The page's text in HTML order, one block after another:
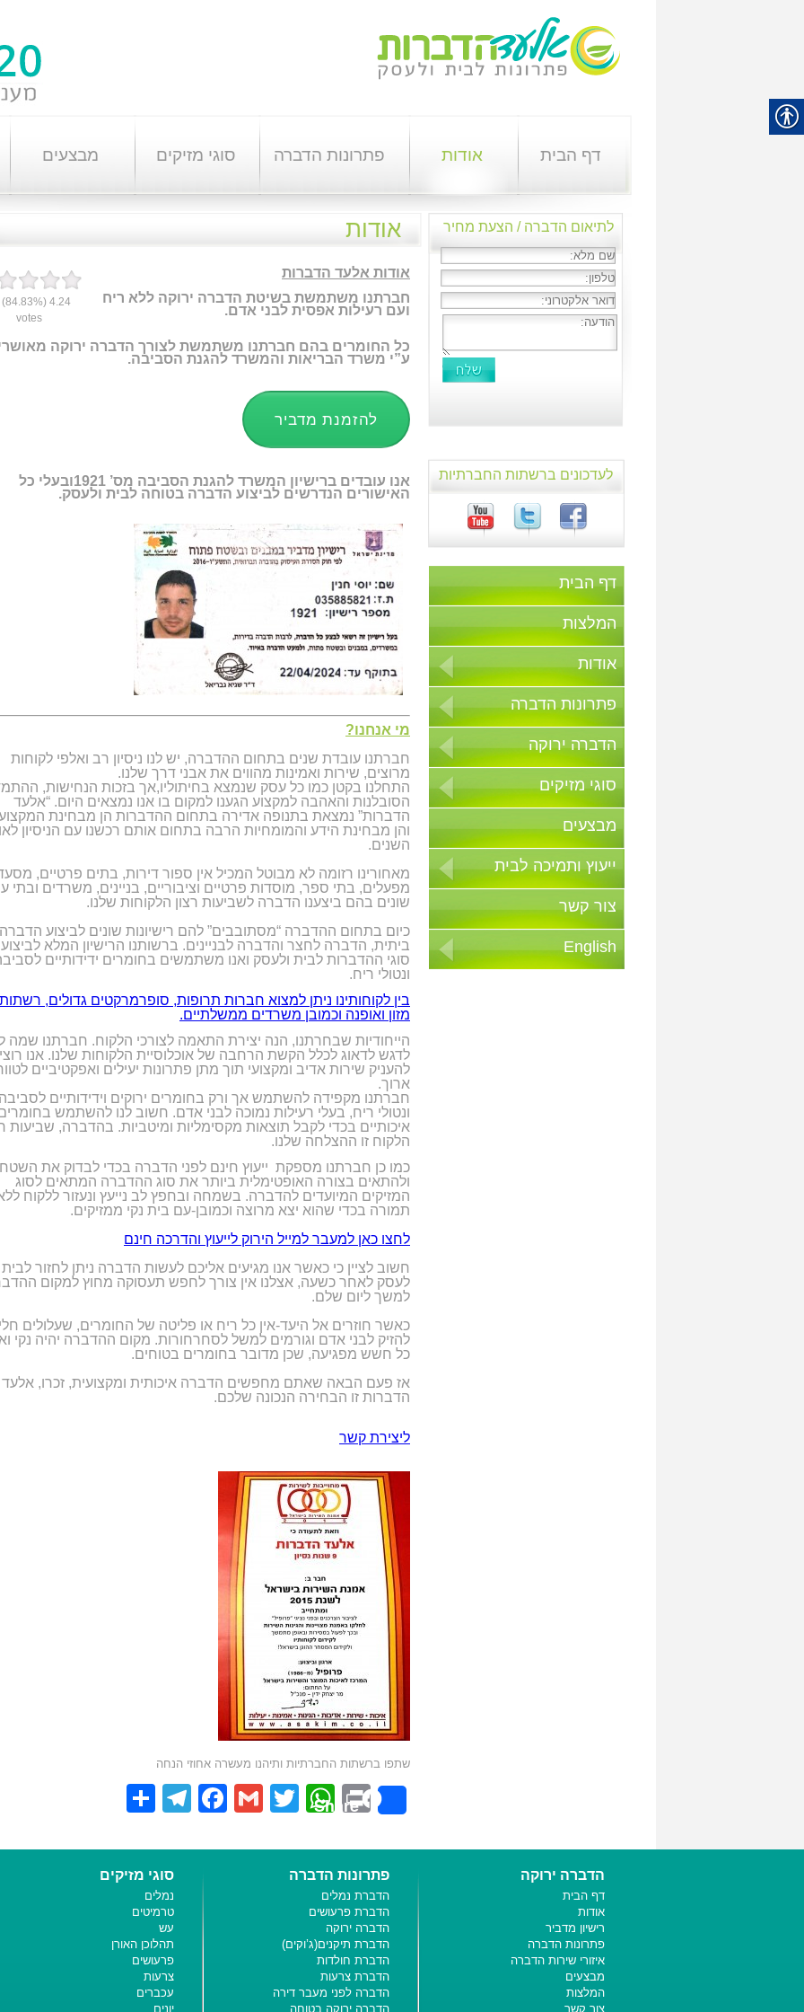
דף הבית אודות פתרונות הדברה סוגי מזיקים מבצעים
לתיאום הדברה / הצעת מחיר
לעדכונים ברשתות החברתיות
דף הבית
המלצות
אודות
פתרונות הדברה
הדברה ירוקה
סוגי מזיקים
מבצעים
ייעוץ ותמיכה לבית
צור קשר
English
אודות
4.24
(84.83%)
votes
אודות אלעד הדברות
חברתנו משתמשת בשיטת הדברה ירוקה ללא ריח
ועם רעילות אפסית לבני אדם.
כל החומרים בהם חברתנו משתמשת לצורך הדברה ירוקה
ע”י משרד הבריאות והמשרד להגנת הסביבה.
להזמנת מדביר
אנו עובדים ברישיון המשרד להגנת הסביבה מס’ 1921ובעלי כל
האישורים הנדרשים לביצוע הדברה בטוחה לבית ולעסק.
מי אנחנו?
חברתנו עובדת שנים בתחום ההדברה, יש לנו ניסיון רב ואלפי לקוחות
מרוצים, שירות ואמינות מהווים את אבני דרך שלנו.
התחלנו בקטן כמו כל עסק שנמצא בחיתוליו,אך בזכות הנחישות,
הסובלנות והאהבה למקצוע הגענו למקום בו אנו נמצאים היום. “אלעד
הדברות” נמצאת בתנופה אדירה בתחום ההדברות הן מבחינת
והן מבחינת הידע והמומחיות הרבה בתחום אותם רכשנו עם הניסיון
השנים.
מאחורינו רזומה לא מבוטל המכיל אין ספור דירות, בתים פרטיים,
מפעלים, בתי ספר, מוסדות פרטיים וציבוריים, בניינים, משרדים ובתי
שונים בהם ביצענו הדברה לשביעות רצון הלקוחות שלנו.
כיום בתחום ההדברה “מסתובבים” להם רישיונות שונים לביצוע הדברה
ביתית, הדברה לחצר והדברה לבניינים. ברשותנו הרישיון המלא
סוגי ההדברות לבית ולעסק ואנו משתמשים בחומרים ידידותיים
ונטולי ריח.
בין לקוחותינו ניתן למצוא חברות תרופות, סופרמרקטים גדולים, רשתות
מזון ואופנה וכמובן משרדים ממשלתיים.
הייחודיות שבחרתנו, הנה יצירת התאמה לצורכי הלקוח. חברתנו שמה
לדגש לדאוג לכלל הקשת הרחבה של אוכלוסיית הלקוחות שלנו. אנו
להעניק שירות אדיב ומקצועי תוך מתן פתרונות יעילים ואפקטיביים
ארוך.
חברתנו מקפידה להשתמש אך ורק בחומרים ירוקים וידידותיים
ונטולי ריח, בעלי רעילות נמוכה לבני אדם. חשוב לנו להשתמש
איכותיים בכדי לקבל תוצאות מקסימליות ומיטביות. בהדברה, שביעות
הלקוח זו ההצלחה שלנו.
כמו כן חברתנו מספקת ייעוץ חינם לפני הדברה בכדי לבדוק את השטח
ולהתאים בצורה האופטימלית ביותר את סוג ההדברה המתאים לסוג
המזיקים המיועדים להדברה. בשמחה ובחפץ לב נייעץ ונעזור ללקוח
תמורה בכדי שהוא יצא מרוצה וכמובן-עם בית נקי ממזיקים.
לחצו כאן למעבר למייל הירוק לייעוץ והדרכה חינם
חשוב לציין כי כאשר אנו מגיעים אליכם לעשות הדברה ניתן לחזור לבית
לעסק לאחר כשעה, אצלנו אין צורך לחפש תעסוקה מחוץ למקום
למשך ליום שלם.
כאשר חוזרים אל היעד-אין כל ריח או פליטה של החומרים, שעלולים
להזיק לבני אדם וגורמים למשל לסחרחורות. מקום ההדברה יהיה נקי
כל חשש מפגיעה, שכן מדובר בחומרים בטוחים.
אז פעם הבאה שאתם מחפשים הדברה איכותית ומקצועית, זכרו, אלעד
הדברות זו הבחירה הנכונה שלכם.
ליצירת קשר
שתפו ברשתות החברתיות ותיהנו מעשרה אחוזי הנחה
Share
Print
WhatsApp
Twitter
Gmail
Facebook
Telegram
הדברה ירוקה
דף הבית
אודות
רישיון מדביר
פתרונות הדברה
איזורי שירות הדברה
מבצעים
המלצות
צור קשר
פתרונות הדברה
הדברת נמלים
הדברת פרעושים
הדברה ירוקה
הדברת תיקנים(ג’וקים)
הדברת חולדות
הדברת צרעות
הדברה לפני מעבר דירה
הדברה ירוקה בטוחה
סוגי מזיקים
נמלים
טרמיטים
עש
תהלוכן האורן
פרעושים
צרעות
עכברים
יונים